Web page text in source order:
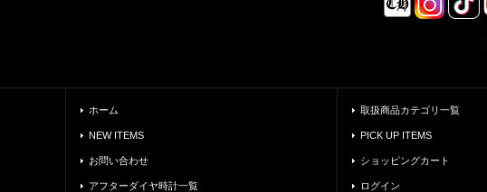
ホーム
NEW ITEMS
お問い合わせ
アフターダイヤ時計一覧
取扱商品カテゴリ一覧
PICK UP ITEMS
ショッピングカート
ログイン